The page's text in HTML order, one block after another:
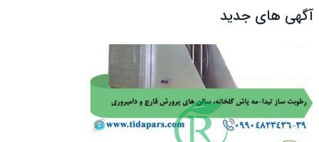
آگهی های جدید